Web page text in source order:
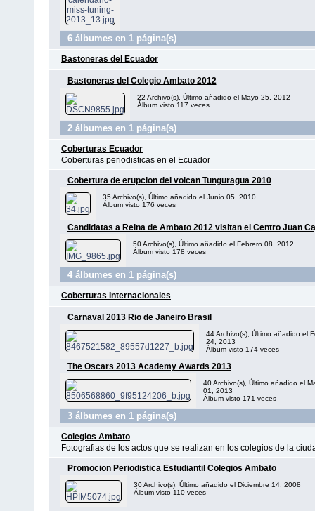
6 álbumes en 1 página(s)
Bastoneras del Ecuador
Bastoneras del Colegio Ambato 2012
22 Archivo(s), Último añadido el Mayo 25, 2012
Álbum visto 117 veces
2 álbumes en 1 página(s)
Coberturas Ecuador
Coberturas periodisticas en el Ecuador
Cobertura de erupcion del volcan Tunguragua 2010
35 Archivo(s), Último añadido el Junio 05, 2010
Álbum visto 176 veces
Candidatas a Reina de Ambato 2012 visitan el Centro Juan
50 Archivo(s), Último añadido el Febrero 08, 2012
Álbum visto 178 veces
4 álbumes en 1 página(s)
Coberturas Internacionales
Carnaval 2013 Rio de Janeiro Brasil
44 Archivo(s), Último añadido el
24, 2013
Álbum visto 174 veces
The Oscars 2013 Academy Awards 2013
40 Archivo(s), Último añadido el
01, 2013
Álbum visto 171 veces
3 álbumes en 1 página(s)
Colegios Ambato
Fotografias de los actos que se realizan en los colegios de la
Promocion Periodistica Estudiantil Colegios Ambato
30 Archivo(s), Último añadido el Diciembre 14, 2008
Álbum visto 110 veces